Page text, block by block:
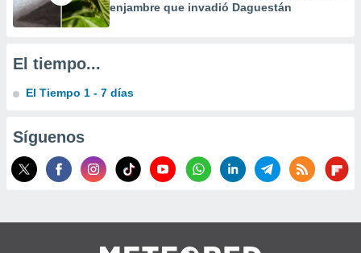
de
enjambre que invadió Daguestán
El tiempo...
El Tiempo 1 - 7 días
Síguenos